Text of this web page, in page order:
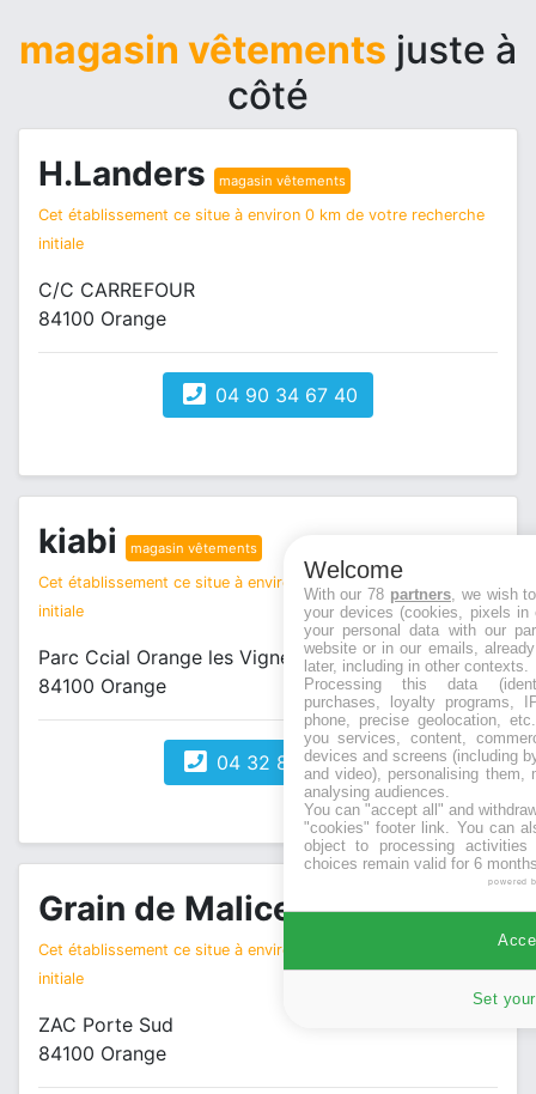
magasin vêtements juste à
côté
H.Landers magasin vêtements
Cet établissement ce situe à environ 0 km de votre recherche
initiale
C/C CARREFOUR
84100 Orange
04 90 34 67 40
kiabi magasin vêtements
Cet établissement ce situe à environ 1 km de votre recherche
initiale
Parc Ccial Orange les Vignes ZAC Porte Sud
84100 Orange
04 32 81 85 50
Grain de Malice magasin vêtements
Cet établissement ce situe à environ 1 km de votre recherche
initiale
ZAC Porte Sud
84100 Orange
Welcome
With our 78 partners, we wish
your devices (cookies, pixels
your personal data with our
website or in our emails,
later, including in other contexts.
Processing this data
purchases, loyalty programs,
phone, precise geolocation,
you services, content,
devices and screens (including
and video), personalising them,
analysing audiences.
You can "accept all" and
"cookies" footer link. You can
object to processing
choices remain valid for 6
powered
Set